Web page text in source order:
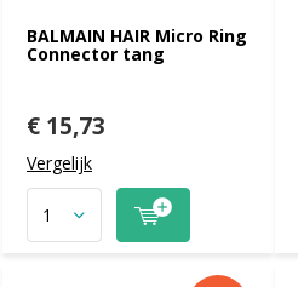
BALMAIN HAIR Micro Ring
Connector tang
€ 15,73
Vergelijk